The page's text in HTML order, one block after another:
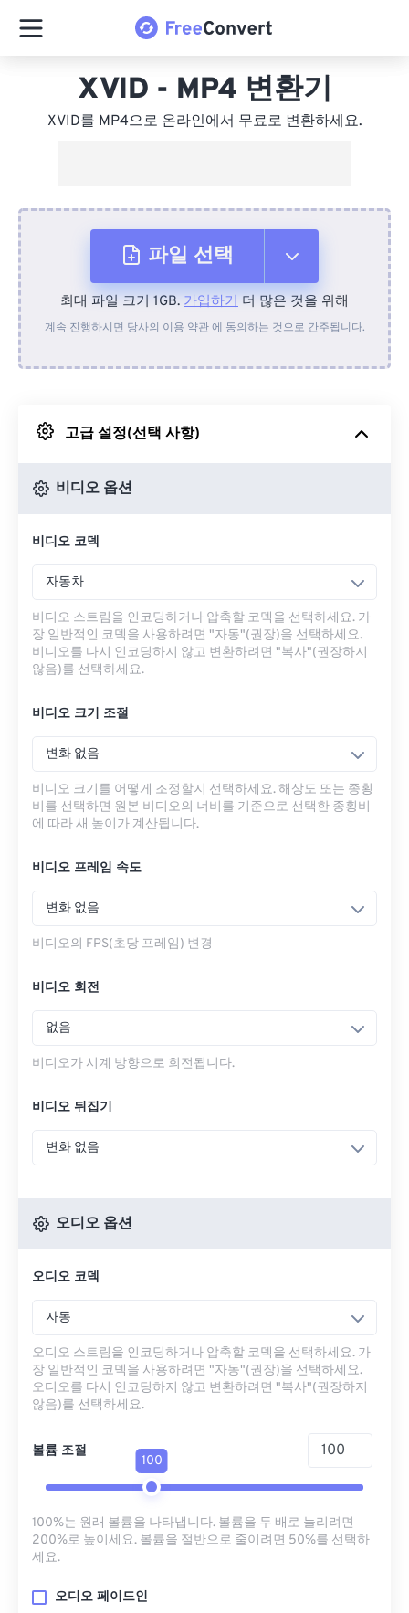
XVID - MP4 변환기
XVID를 MP4으로 온라인에서 무료로 변환하세요.
파일 선택
장치에서
Google 드라이브에서
최대 파일 크기 1GB. 가입하기 더 많은 것을 위해
계속 진행하시면 당사의 이용 약관에 동의하는 것으로 간주됩니다.
고급 설정(선택 사항)
비디오 옵션
비디오 코덱
자동차
비디오 스트림을 인코딩하거나 압축할 코덱을 선택하세요. 가
장 일반적인 코덱을 사용하려면 "자동"(권장)을 선택하세요.
비디오를 다시 인코딩하지 않고 변환하려면 "복사"(권장하지
않음)를 선택하세요.
비디오 크기 조절
변화 없음
비디오 크기를 어떻게 조정할지 선택하세요. 해상도 또는 종횡
비를 선택하면 원본 비디오의 너비를 기준으로 선택한 종횡비
에 따라 새 높이가 계산됩니다.
비디오 프레임 속도
변화 없음
비디오의 FPS(초당 프레임) 변경
비디오 회전
없음
비디오가 시계 방향으로 회전됩니다.
비디오 뒤집기
변화 없음
오디오 옵션
오디오 코덱
자동
오디오 스트림을 인코딩하거나 압축할 코덱을 선택하세요. 가
장 일반적인 코덱을 사용하려면 "자동"(권장)을 선택하세요.
오디오를 다시 인코딩하지 않고 변환하려면 "복사"(권장하지
않음)를 선택하세요.
볼륨 조절
100
100%는 원래 볼륨을 나타냅니다. 볼륨을 두 배로 늘리려면
200%로 높이세요. 볼륨을 절반으로 줄이려면 50%를 선택하
세요.
오디오 페이드인